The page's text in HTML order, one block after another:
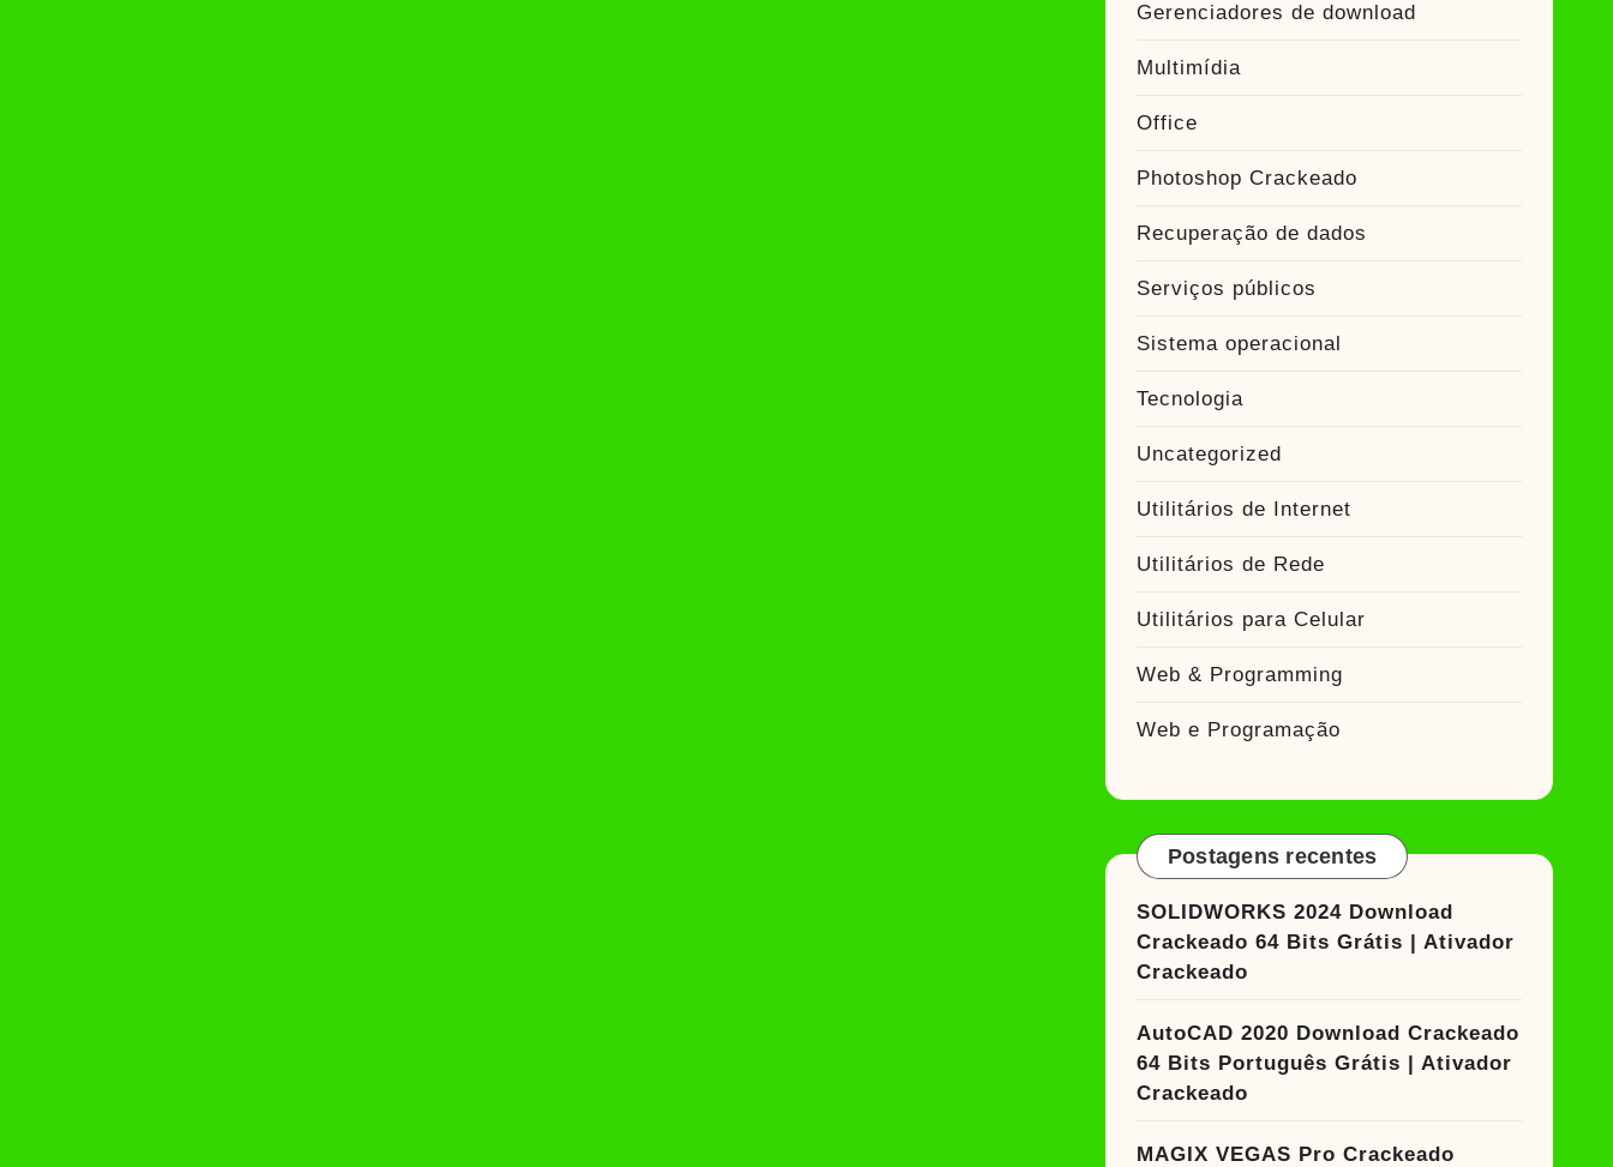
Gerenciadores de download
Multimídia
Office
Photoshop Crackeado
Recuperação de dados
Serviços públicos
Sistema operacional
Tecnologia
Uncategorized
Utilitários de Internet
Utilitários de Rede
Utilitários para Celular
Web & Programming
Web e Programação
Postagens recentes
SOLIDWORKS 2024 Download
Crackeado 64 Bits Grátis | Ativador
Crackeado
AutoCAD 2020 Download Crackeado
64 Bits Português Grátis | Ativador
Crackeado
MAGIX VEGAS Pro Crackeado